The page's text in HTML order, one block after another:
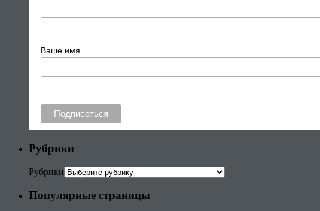
Ваше имя
Рубрики
Рубрики
Популярные страницы